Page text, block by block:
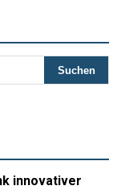
innovativer